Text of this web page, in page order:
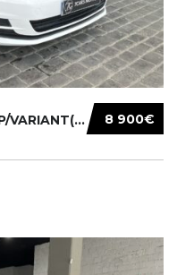
8 900€
VOLKSWAGEN GOLF VII(AU)3/5P/VARIANT(12-16 20...